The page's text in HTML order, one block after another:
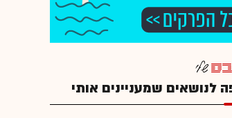
לנושאים שמעניינים אותי